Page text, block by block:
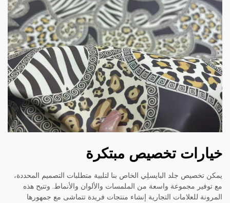
خيارات تخصيص مبتكرة
يمكن تخصيص جلد البايسلِي الخاص بنا لتلبية متطلبات التصميم المحددة،
مع توفير مجموعة واسعة من الملمسات والألوان والأنماط. وتتيح هذه
المرونة للعلامات التجارية إنشاء منتجات فريدة تتماشى مع جمهورها